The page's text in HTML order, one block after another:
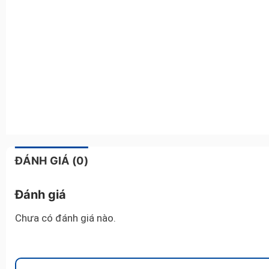
ĐÁNH GIÁ (0)
Đánh giá
Chưa có đánh giá nào.